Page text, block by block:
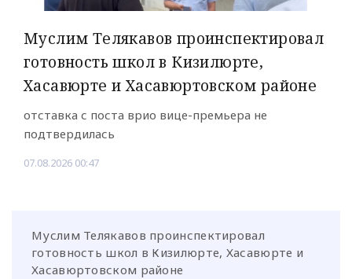
Муслим Телякавов проинспектировал
готовность школ в Кизилюрте,
Хасавюрте и Хасавюртовском районе
отставка с поста врио вице-премьера не
подтвердилась
07.08.2026 00:47
Муслим Телякавов проинспектировал
готовность школ в Кизилюрте, Хасавюрте и
Хасавюртовском районе